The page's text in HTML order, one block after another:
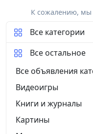
К сожалению, мы
Все категории
Все остальное
Все объявления
Видеоигры
Книги и журналы
Картины